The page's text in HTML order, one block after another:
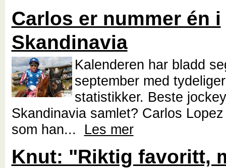
Carlos er nummer én i
Skandinavia
Kalenderen har bladd
september med
statistikker. Beste
Skandinavia samlet? Carlos
som han... Les mer
Knut: "Riktig favoritt,